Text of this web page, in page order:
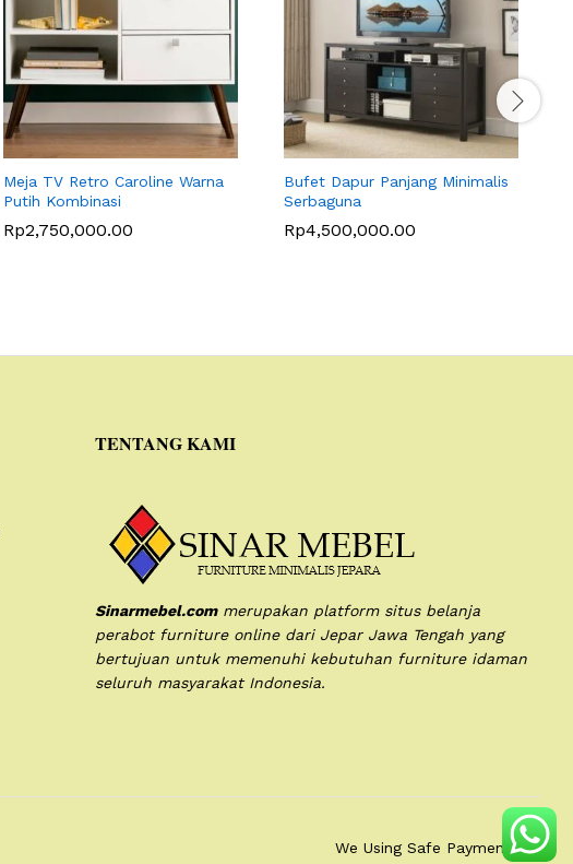
Meja TV Retro Caroline Warna
Putih Kombinasi
Rp2,750,000.00
Bufet Dapur Panjang Minimalis
Serbaguna
Rp4,500,000.00
TENTANG KAMI
Sinarmebel.commerupakan platform situs belanja
perabot furniture online dari Jepar Jawa Tengah yang
bertujuan untuk memenuhi kebutuhan furniture idaman
seluruh masyarakat Indonesia.
We Using Safe Payment For